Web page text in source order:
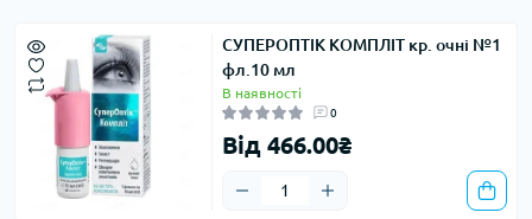
СУПЕРОПТІК КОМПЛІТ кр. очні №1
фл.10 мл
В наявності
0
Від 466.00₴